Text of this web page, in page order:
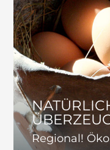
Regional!